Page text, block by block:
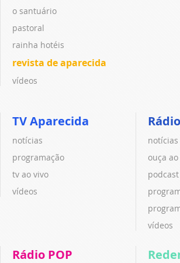
o santuário
pastoral
rainha hotéis
revista de aparecida
vídeos
TV Aparecida
notícias
programação
tv ao vivo
vídeos
notícias
ouça
podcast
vídeos
Rádio POP